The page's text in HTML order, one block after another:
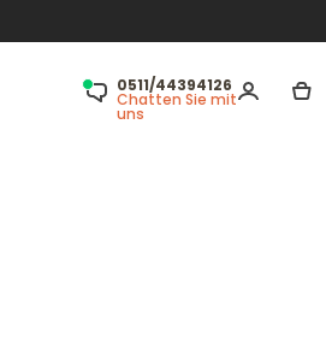
0511/44394126
Chatten Sie mit
uns